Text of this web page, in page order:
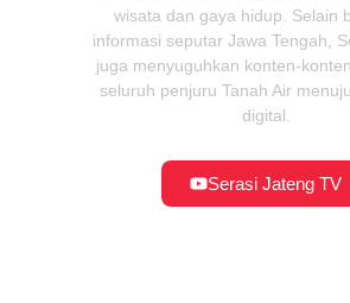
wisata dan gaya hidup. Selain
informasi seputar Jawa Tengah,
juga menyuguhkan konten-
seluruh penjuru Tanah Air
digital.
Serasi Jateng TV